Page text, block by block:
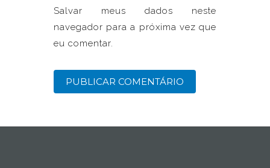
Salvar meus dados neste
navegador para a próxima vez que
eu comentar.